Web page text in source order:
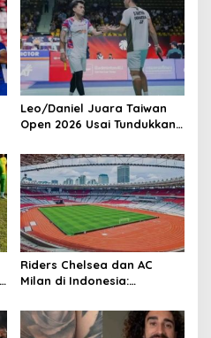
Leo/Daniel Juara Taiwan
Open 2026 Usai Tundukkan
Riders Chelsea dan AC
Milan di Indonesia:
Terungkap